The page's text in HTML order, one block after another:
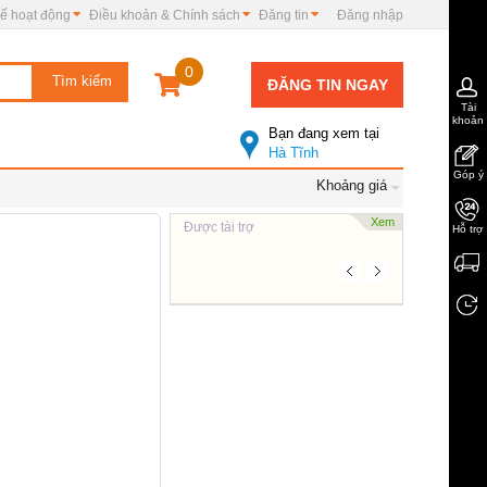
Đăng nhập
Đăng tin
Điều khoản & Chính sách
hoạt động
0
ĐĂNG TIN NGAY
Bạn đang xem tại
Hà Tĩnh
Khoảng giá
Được tài trợ Xem
Tài
khoản
Góp ý
Hỗ trợ